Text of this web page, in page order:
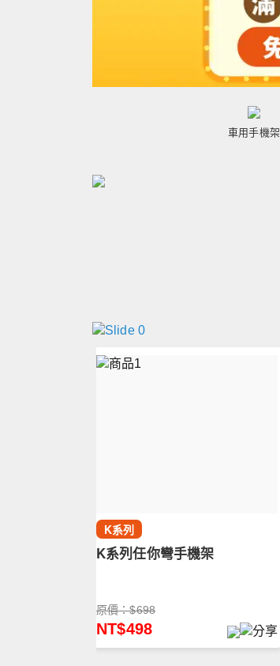
車用手機架
K系列
K系列任你彎手機架
原價：$698
NT$498